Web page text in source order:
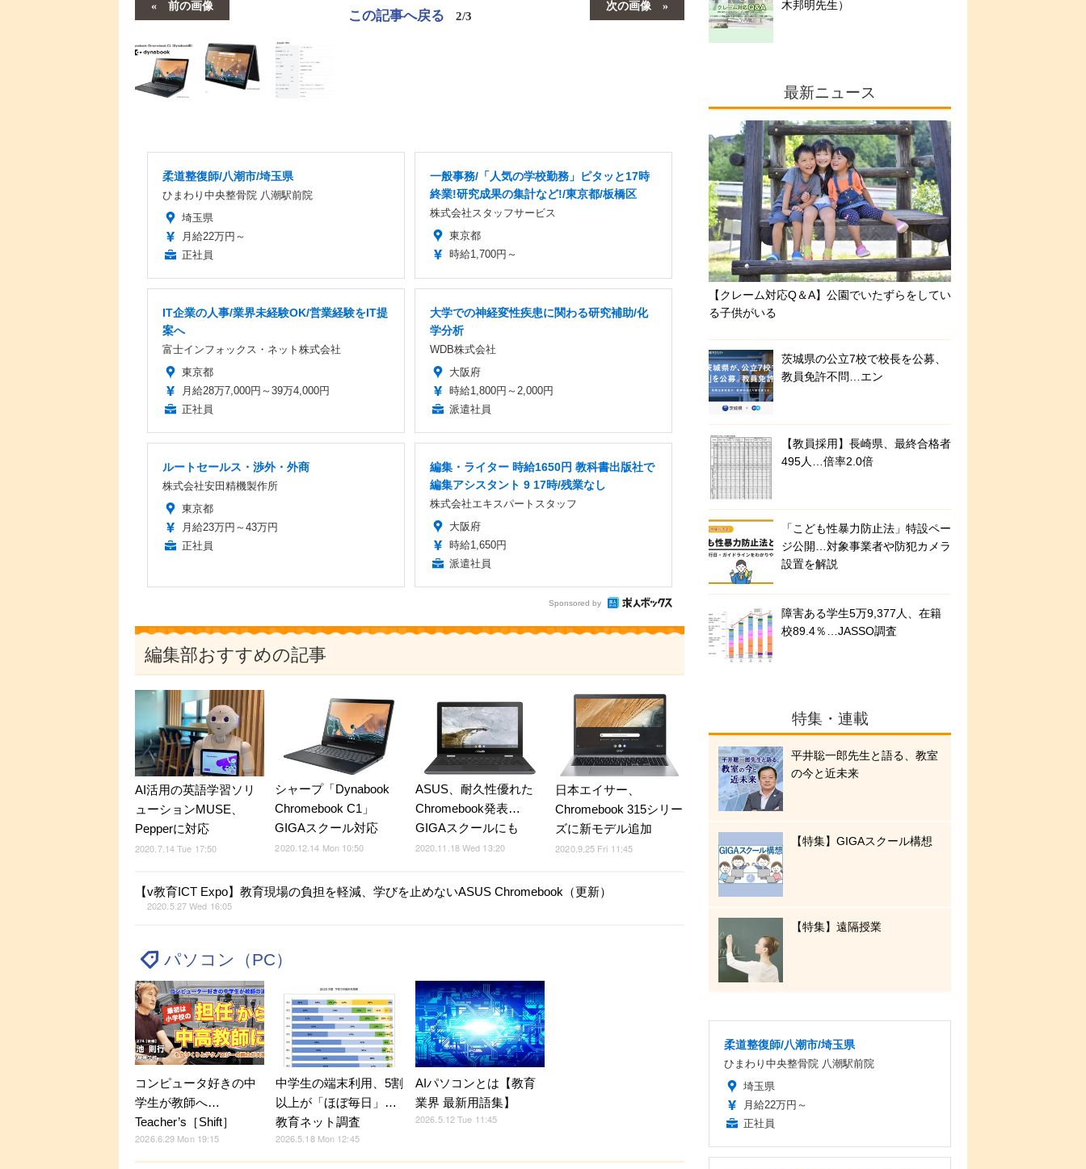
前の画像 次の画像
この記事へ戻る 2/3
柔道整復師/八潮市/埼玉県
ひまわり中央整骨院 八潮駅前院
埼玉県
月給22万円～
正社員
一般事務/「人気の学校勤務」ピタッと17時
終業!研究成果の集計など!/東京都/板橋区
株式会社スタッフサービス
東京都
時給1,700円～
IT企業の人事/業界未経験OK/営業経験をIT提
案へ
富士インフォックス・ネット株式会社
東京都
月給28万7,000円～39万4,000円
正社員
大学での神経変性疾患に関わる研究補助/化
学分析
WDB株式会社
大阪府
時給1,800円～2,000円
派遣社員
ルートセールス・渉外・外商
株式会社安田精機製作所
東京都
月給23万円～43万円
正社員
編集・ライター 時給1650円 教科書出版社で
編集アシスタント 9 17時/残業なし
株式会社エキスパートスタッフ
大阪府
時給1,650円
派遣社員
Sponsored by
編集部おすすめの記事
AI活用の英語学習ソリ
ューションMUSE、
Pepperに対応
2020.7.14 Tue 17:50
シャープ「Dynabook
Chromebook C1」
GIGAスクール対応
2020.12.14 Mon 10:50
ASUS、耐久性優れた
Chromebook発表…
GIGAスクールにも
2020.11.18 Wed 13:20
日本エイサー、
Chromebook 315シリー
ズに新モデル追加
2020.9.25 Fri 11:45
【v教育ICT Expo】教育現場の負担を軽減、学びを止めないASUS Chromebook（更新）
2020.5.27 Wed 16:05
パソコン（PC）
コンピュータ好きの中
学生が教師へ…
Teacher’s［Shift］
2026.6.29 Mon 19:15
中学生の端末利用、5割
以上が「ほぼ毎日」…
教育ネット調査
2026.5.18 Mon 12:45
AIパソコンとは【教育
業界 最新用語集】
2026.5.12 Tue 11:45
木邦明先生）
最新ニュース
【クレーム対応Q＆A】公園でいたずらをしてい
る子供がいる
茨城県の公立7校で校長を公募、
教員免許不問…エン
【教員採用】長崎県、最終合格者
495人…倍率2.0倍
「こども性暴力防止法」特設ペー
ジ公開…対象事業者や防犯カメラ
設置を解説
障害ある学生5万9,377人、在籍
校89.4％…JASSO調査
特集・連載
平井聡一郎先生と語る、教室
の今と近未来
【特集】GIGAスクール構想
【特集】遠隔授業
柔道整復師/八潮市/埼玉県
ひまわり中央整骨院 八潮駅前院
埼玉県
月給22万円～
正社員